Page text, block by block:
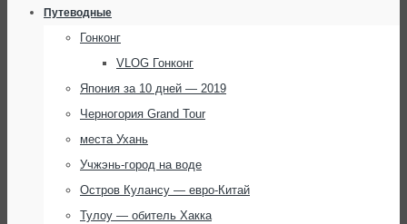
Путеводные
Гонконг
VLOG Гонконг
Япония за 10 дней — 2019
Черногория Grand Tour
места Ухань
Учжэнь-город на воде
Остров Кулансу — евро-Китай
Тулоу — обитель Хакка